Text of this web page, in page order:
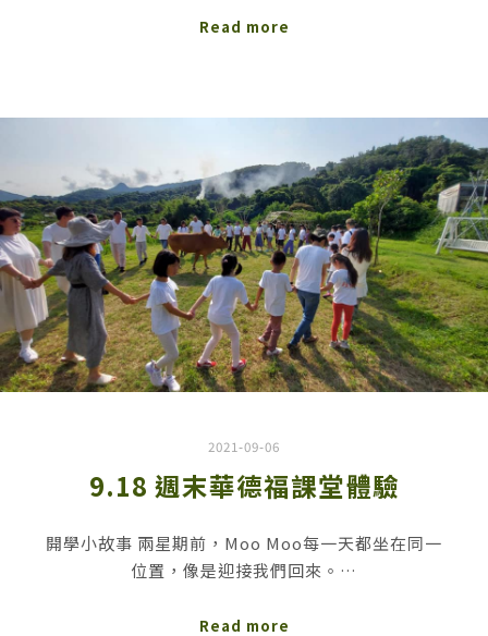
Read more
2021-09-06
9.18 週末華德福課堂體驗
開學小故事 兩星期前，Moo Moo每一天都坐在同一
位置，像是迎接我們回來。…
Read more